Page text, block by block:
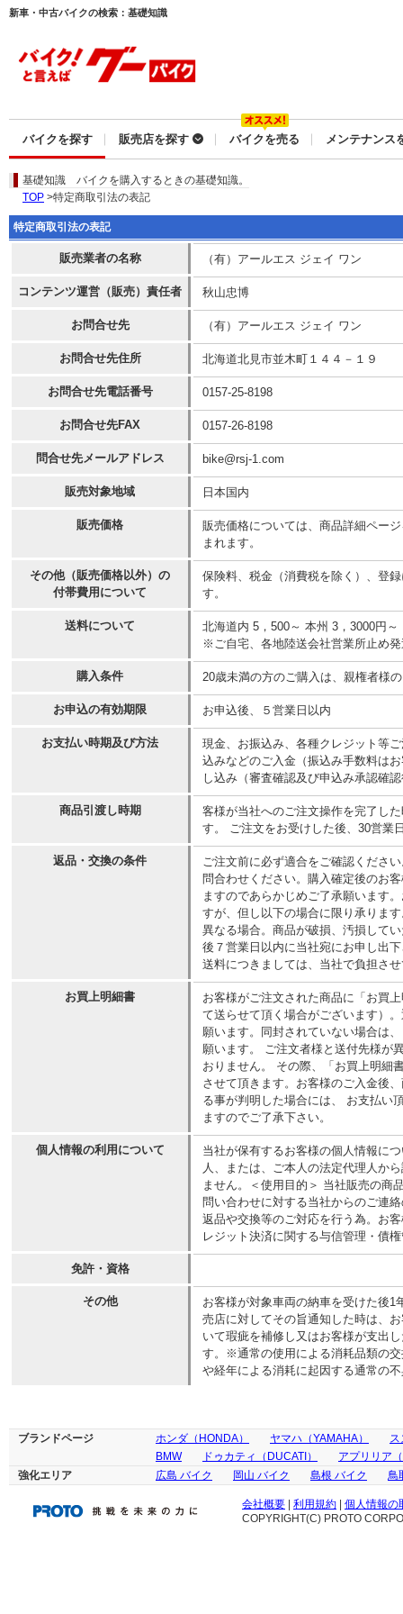
新車・中古バイクの検索：基礎知識
バイクを探す 販売店を探す バイクを売る メンテナンス
基礎知識 バイクを購入するときの基礎知識。
TOP >特定商取引法の表記
特定商取引法の表記
販売業者の名称 （有）アールエス ジェイ ワン
コンテンツ運営（販売）責任者 秋山忠博
お問合せ先 （有）アールエス ジェイ ワン
お問合せ先住所 北海道北見市並木町１４４－１９
お問合せ先電話番号 0157-25-8198
お問合せ先FAX 0157-26-8198
問合せ先メールアドレス bike@rsj-1.com
販売対象地域 日本国内
販売価格
販売価格については、商品詳細ペー
まれます。
その他（販売価格以外）の
付帯費用について
保険料、税金（消費税を除く）、登
す。
送料について
北海道内 5，500～ 本州 3，3000円
※ご自宅、各地陸送会社営業所止め
購入条件 20歳未満の方のご購入は、親権者様
お申込の有効期限 お申込後、５営業日以内
お支払い時期及び方法
現金、お振込み、各種クレジット等
込みなどのご入金（振込み手数料は
し込み（審査確認及び申込み承認確
商品引渡し時期
客様が当社へのご注文操作を完了し
す。 ご注文をお受けした後、30営業
返品・交換の条件
ご注文前に必ず適合をご確認くださ
問合わせください。購入確定後のお
ますのであらかじめご了承願います
すが、但し以下の場合に限り承りま
異なる場合。商品が破損、汚損して
後７営業日以内に当社宛にお申し出
送料につきましては、当社で負担さ
お買上明細書
お客様がご注文された商品に「お買
て送らせて頂く場合がございます）
願います。同封されていない場合は
願います。 ご注文者様と送付先様が
おりません。 その際、「お買上明細
させて頂きます。お客様のご入金後
る事が判明した場合には、 お支払い
ますのでご了承下さい。
個人情報の利用について
当社が保有するお客様の個人情報に
人、または、ご本人の法定代理人か
ません。＜使用目的＞ 当社販売の商
問い合わせに対する当社からのご連
返品や交換等のご対応を行う為。お
レジット決済に関する与信管理・債
免許・資格
その他
お客様が対象車両の納車を受けた後
売店に対してその旨通知した時は、
いて瑕疵を補修し又はお客様が支出
す。※通常の使用による消耗品類の
や経年による消耗に起因する通常の
ブランドページ ホンダ（HONDA） ヤマハ（YAMAHA）
ス
BMW
ドゥカティ（DUCATI）
アプリリア
強化エリア
広島 バイク 岡山 バイク 島根 バイク 鳥
会社概要 利用規約
個人情報の
COPYRIGHT(C) PROTO